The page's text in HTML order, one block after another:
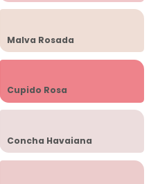
Malva Rosada
Cupido Rosa
Concha Havaiana